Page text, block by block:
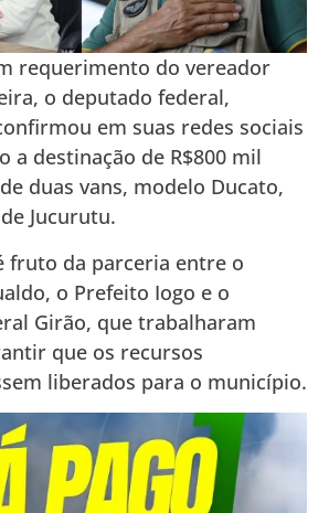
requerimento do vereador
o deputado federal,
em suas redes sociais
a destinação de R$800 mil
duas vans, modelo Ducato,
Jucurutu.
fruto da parceria entre o
o Prefeito Iogo e o
Girão, que trabalharam
que os recursos
liberados para o município.